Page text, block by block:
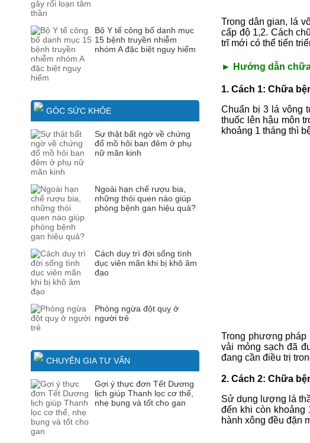
Bộ Y tế công bố danh mục
15 bệnh truyền nhiễm
nhóm A đặc biệt nguy hiểm
GÓC SỨC KHỎE
Sự thật bất ngờ về chứng
đổ mồ hôi ban đêm ở phụ
nữ mãn kinh
Ngoài hạn chế rượu bia,
những thói quen nào giúp
phòng bệnh gan hiệu quả?
Cách duy trì đời sống tình
dục viên mãn khi bị khô âm
đạo
Phòng ngừa đột quỵ ở
người trẻ
CHUYÊN GIA TƯ VẤN
Gợi ý thực đơn Tết Dương
lịch giúp Thanh lọc cơ thể,
nhẹ bụng và tốt cho gan
Trong dân gian, lá
cấp độ 1,2. Cách
trĩ mới có thể tiến
► Hướng dẫn
1. Cách 1: Chữa
Chuẩn bị 3 lá vông
thuốc lên hậu môn
khoảng 1 tháng thì
Trong phương pháp
vải mỏng sạch đã
đang cần điều trị
2. Cách 2: Chữa
Sử dụng lượng lá
đến khi còn
hành xông đều đặn